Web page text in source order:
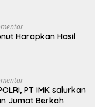
Harapkan Hasil
PT IMK salurkan
Jumat Berkah